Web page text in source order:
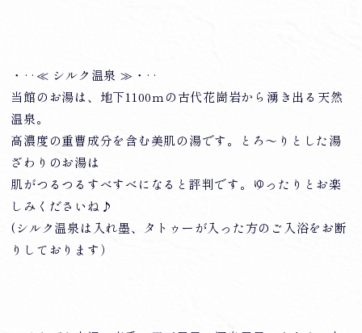
・‥≪ シルク温泉 ≫・‥
当館のお湯は、地下1100ｍの古代花崗岩から湧き出る天然
温泉。
高濃度の重曹成分を含む美肌の湯です。とろ～りとした湯
ざわりのお湯は
肌がつるつるすべすべになると評判です。ゆったりとお楽
しみくださいね♪
(シルク温泉は入れ墨、タトゥーが入った方のご入浴をお断
りしております）